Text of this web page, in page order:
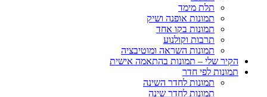
תלת מימד
תמונות אופנה ושיק
תמונות בקו אחד
תרבות וקולנוע
תמונות השראה ומוטיבציה
הקיר שלי – תמונות בהתאמה אישית
תמונות לפי חדר
תמונות לחדר השינה
תמונות לחדר שינה